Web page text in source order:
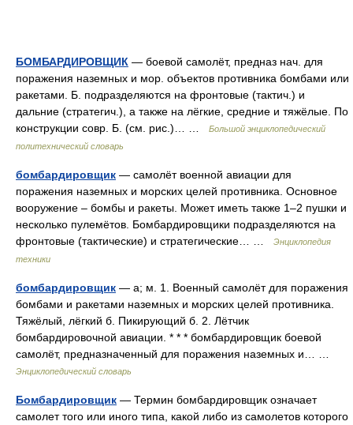
БОМБАРДИРОВЩИК — боевой самолёт, предназ нач. для
поражения наземных и мор. объектов противника бомбами или
ракетами. Б. подразделяются на фронтовые (тактич.) и
дальние (стратегич.), а также на лёгкие, средние и тяжёлые. По
конструкции совр. Б. (см. рис.)… …
Большой энциклопедический
политехнический словарь
бомбардировщик — самолёт военной авиации для
поражения наземных и морских целей противника. Основное
вооружение – бомбы и ракеты. Может иметь также 1–2 пушки и
несколько пулемётов. Бомбардировщики подразделяются на
фронтовые (тактические) и стратегические… …
Энциклопедия
техники
бомбардировщик — а; м. 1. Военный самолёт для поражения
бомбами и ракетами наземных и морских целей противника.
Тяжёлый, лёгкий б. Пикирующий б. 2. Лётчик
бомбардировочной авиации. * * * бомбардировщик боевой
самолёт, предназначенный для поражения наземных и… …
Энциклопедический словарь
Бомбардировщик — Термин бомбардировщик означает
самолет того или иного типа, какой либо из самолетов которого